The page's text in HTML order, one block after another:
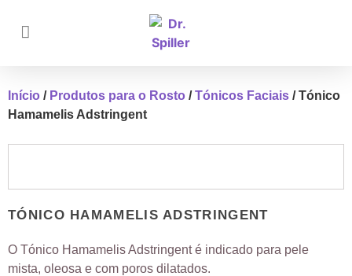
Início / Produtos para o Rosto /Tónicos Faciais / Tónico
Hamamelis Adstringent
TÓNICO HAMAMELIS ADSTRINGENT
O Tónico Hamamelis Adstringent é indicado para pele
mista, oleosa e com poros dilatados.